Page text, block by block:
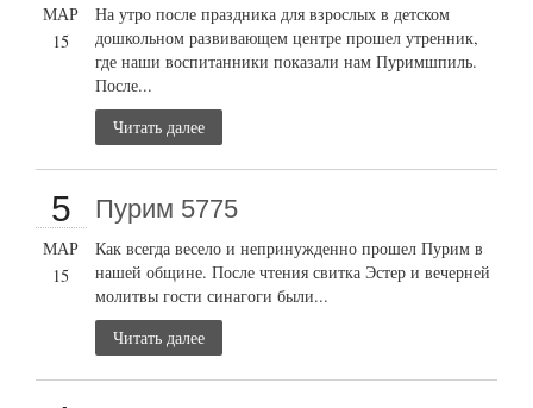
МАР
15
На утро после праздника для взрослых в детском
дошкольном развивающем центре прошел утренник,
где наши воспитанники показали нам Пуримшпиль.
После...
Читать далее
5
МАР
15
Пурим 5775
Как всегда весело и непринужденно прошел Пурим в
нашей общине. После чтения свитка Эстер и вечерней
молитвы гости синагоги были...
Читать далее